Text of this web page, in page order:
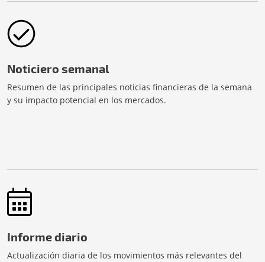
Noticiero semanal
Resumen de las principales noticias financieras de la semana
y su impacto potencial en los mercados.
Informe diario
Actualización diaria de los movimientos más relevantes del